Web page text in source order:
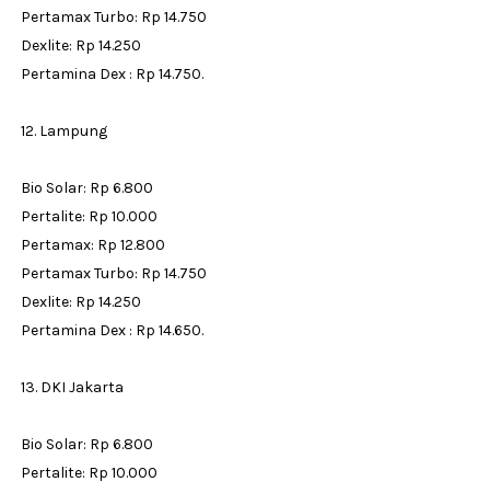
Pertamax Turbo: Rp 14.750
Dexlite: Rp 14.250
Pertamina Dex : Rp 14.750.
12. Lampung
Bio Solar: Rp 6.800
Pertalite: Rp 10.000
Pertamax: Rp 12.800
Pertamax Turbo: Rp 14.750
Dexlite: Rp 14.250
Pertamina Dex : Rp 14.650.
13. DKI Jakarta
Bio Solar: Rp 6.800
Pertalite: Rp 10.000